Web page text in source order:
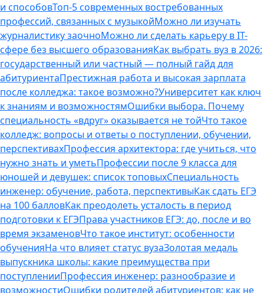
и способовТоп-5 современных востребованных
профессий, связанных с музыкойМожно ли изучать
журналистику заочноМожно ли сделать карьеру в IT-
сфере без высшего образованияКак выбрать вуз в 2026:
государственный или частный — полный гайд для
абитуриентаПрестижная работа и высокая зарплата
после колледжа: такое возможно?Университет как ключ
к знаниям и возможностямОшибки выбора. Почему
специальность «вдруг» оказывается не тойЧто такое
колледж: вопросы и ответы о поступлении, обучении,
перспективахПрофессия архитектора: где учиться, что
нужно знать и уметьПрофессии после 9 класса для
юношей и девушек: список топовыхСпециальность
инженер: обучение, работа, перспективыКак сдать ЕГЭ
на 100 балловКак преодолеть усталость в период
подготовки к ЕГЭПрава участников ЕГЭ: до, после и во
время экзаменовЧто такое институт: особенности
обученияНа что влияет статус вузаЗолотая медаль
выпускника школы: какие преимущества при
поступленииПрофессия инженер: разнообразие и
возможностиОшибки родителей абитуриентов: как не